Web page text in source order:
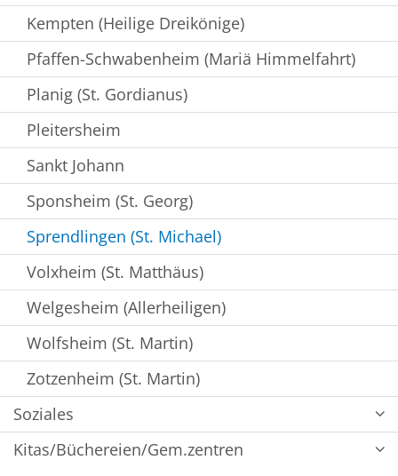
Kempten (Heilige Dreikönige)
Pfaffen-Schwabenheim (Mariä Himmelfahrt)
Planig (St. Gordianus)
Pleitersheim
Sankt Johann
Sponsheim (St. Georg)
Sprendlingen (St. Michael)
Volxheim (St. Matthäus)
Welgesheim (Allerheiligen)
Wolfsheim (St. Martin)
Zotzenheim (St. Martin)
Soziales
Kitas/Büchereien/Gem.zentren